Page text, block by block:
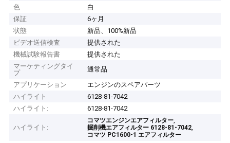
色
白
保証
6ヶ月
状態
新品、100%新品
ビデオ送信検査
提供された
機械試験報告書
提供された
マーケティングタイ
プ
通常品
アプリケーション
エンジンのスペアパーツ
ハイライト
6128-81-7042
ハイライト:
6128-81-7042
ハイライト:
コマツエンジンエアフィルター,
掘削機エアフィルター 6128-81-7042,
コマツ PC1600-1 エアフィルター